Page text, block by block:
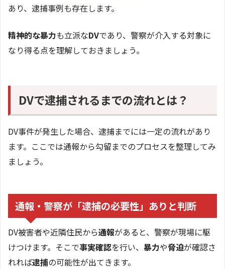
あり、逮捕事例も存在します。
精神的な暴力も立派なDVであり、警察が介入する対象に
なり得る点を理解しておきましょう。
DVで逮捕されるまでの流れとは？
DV事件が発生した場合、逮捕までには一定の流れがあり
ます。ここでは通報から勾留までのプロセスを整理してみ
ましょう。
通報・警察が「逮捕の必要性」ありと判断
DV被害者や近隣住民から通報があると、警察が現場に駆
けつけます。そこで事実確認を行い、 暴力や脅迫が確認さ
れれば逮捕の可能性が出てきます。